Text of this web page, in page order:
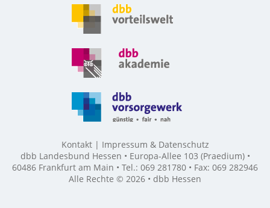
Kontakt
Impressum & Datenschutz
dbb Landesbund Hessen • Europa-Allee 103 (Praedium) •
60486 Frankfurt am Main • Tel.: 069 281780 • Fax: 069 282946
Alle Rechte © 2026 • dbb Hessen